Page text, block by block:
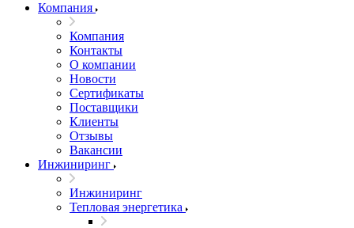
Компания
Компания
Контакты
О компании
Новости
Сертификаты
Поставщики
Клиенты
Отзывы
Вакансии
Инжиниринг
Инжиниринг
Тепловая энергетика